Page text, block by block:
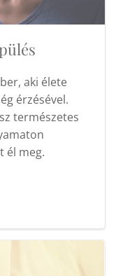
aki élete
érzésével.
természetes
él meg.